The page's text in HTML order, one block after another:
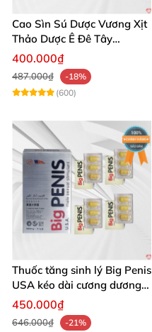
Cao Sìn Sú Dược Vương Xịt
Thảo Dược Ê Đê Tây
Nguyên Hỗ Trợ Xuất Tinh
400.000₫
487.000₫
-18%
(600)
Thuốc tăng sinh lý Big Penis
USA kéo dài cương dương
chống xuất tinh sớm
450.000₫
646.000₫
-21%